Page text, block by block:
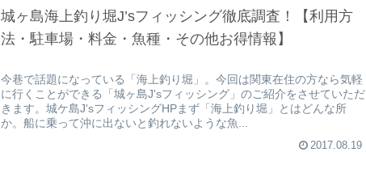
城ヶ島海上釣り堀J’sフィッシング徹底調査！【利用方
法・駐車場・料金・魚種・その他お得情報】
今巷で話題になっている「海上釣り堀」。今回は関東在住の方なら気軽
に行くことができる「城ヶ島J'sフィッシング」のご紹介をさせていただ
きます。城ケ島J'sフィッシングHPまず「海上釣り堀」とはどんな所
か。船に乗って沖に出ないと釣れないような魚...
2017.08.19